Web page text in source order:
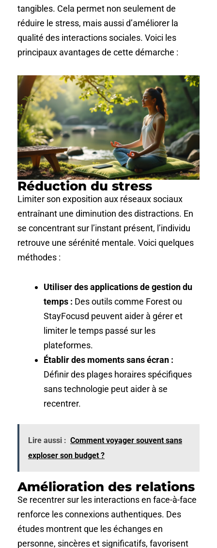
tangibles. Cela permet non seulement de
réduire le stress, mais aussi d’améliorer la
qualité des interactions sociales. Voici les
principaux avantages de cette démarche :
Réduction du stress
Limiter son exposition aux réseaux sociaux
entraînant une diminution des distractions. En
se concentrant sur l’instant présent, l’individu
retrouve une sérénité mentale. Voici quelques
méthodes :
Utiliser des applications de gestion du
temps : Des outils comme Forest ou
StayFocusd peuvent aider à gérer et
limiter le temps passé sur les
plateformes.
Établir des moments sans écran :
Définir des plages horaires spécifiques
sans technologie peut aider à se
recentrer.
Lire aussi : Comment voyager souvent sans
exploser son budget ?
Amélioration des relations
Se recentrer sur les interactions en face-à-face
renforce les connexions authentiques. Des
études montrent que les échanges en
personne, sincères et significatifs, favorisent